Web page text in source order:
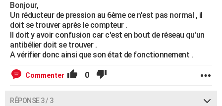
Bonjour,
Un réducteur de pression au 6ème ce n'est pas normal , il
doit se trouver après le compteur .
Il doit y avoir confusion car c'est en bout de réseau qu'un
antibélier doit se trouver .
A vérifier donc ainsi que son état de fonctionnement .
Commenter 0
RÉPONSE 3 / 3